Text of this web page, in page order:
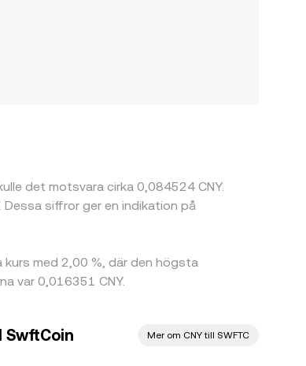
det motsvara cirka 0,084524 CNY.
Dessa siffror ger en indikation på
kurs med 2,00 %, där den högsta
var 0,016351 CNY.
Mer om CNY till SWFTC